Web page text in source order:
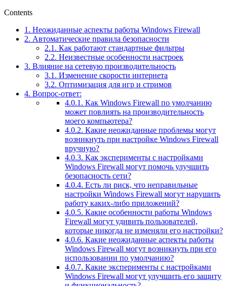
Contents
1. Неожиданные аспекты работы Windows Firewall
2. Автоматические правила безопасности
2.1. Как работают стандартные фильтры
2.2. Неизвестные особенности настроек
3. Влияние на сетевую производительность
3.1. Изменение скорости интернета
3.2. Оптимизация для игр и стримов
4. Вопрос-ответ:
4.0.1. Как Windows Firewall по умолчанию
может повлиять на производительность
моего компьютера?
4.0.2. Какие неожиданные проблемы могут
возникнуть при настройке Windows Firewall
вручную?
4.0.3. Как эксперименты с настройками
Windows Firewall могут помочь улучшить
безопасность сети?
4.0.4. Есть ли риск, что неправильные
настройки Windows Firewall могут нарушить
работу каких-либо приложений?
4.0.5. Какие особенности работы Windows
Firewall могут удивить пользователей,
которые никогда не изменяли его настройки?
4.0.6. Какие неожиданные аспекты работы
Windows Firewall могут возникнуть при его
использовании по умолчанию?
4.0.7. Какие эксперименты с настройками
Windows Firewall могут улучшить его защиту